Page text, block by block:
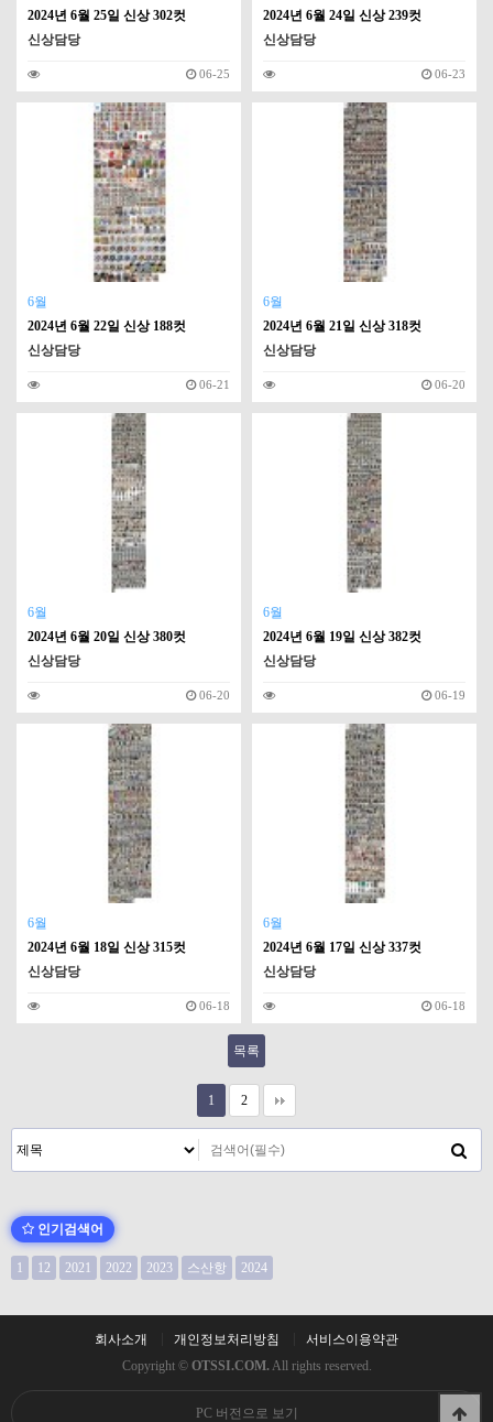
2024년 6월 25일 신상 302컷
신상담당
06-25
2024년 6월 24일 신상 239컷
신상담당
06-23
6월
2024년 6월 22일 신상 188컷
신상담당
06-21
6월
2024년 6월 21일 신상 318컷
신상담당
06-20
6월
2024년 6월 20일 신상 380컷
신상담당
06-20
6월
2024년 6월 19일 신상 382컷
신상담당
06-19
6월
2024년 6월 18일 신상 315컷
신상담당
06-18
6월
2024년 6월 17일 신상 337컷
신상담당
06-18
목록
1 2
인기검색어
1 12 2021 2022 2023 스산항 2024
회사소개 개인정보처리방침
서비스이용약관
Copyright © OTSSI.COM. All rights reserved.
PC 버전으로 보기